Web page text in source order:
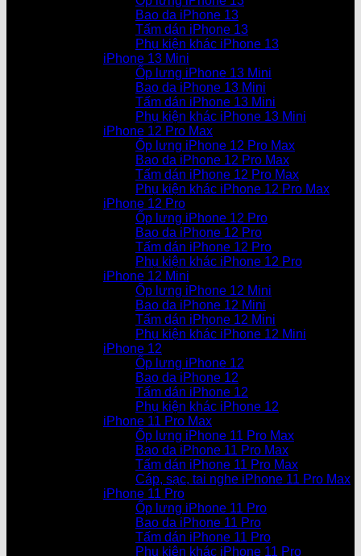
Bao da iPhone 13
Tấm dán iPhone 13
Phụ kiện khác iPhone 13
iPhone 13 Mini
Ốp lưng iPhone 13 Mini
Bao da iPhone 13 Mini
Tấm dán iPhone 13 Mini
Phụ kiện khác iPhone 13 Mini
iPhone 12 Pro Max
Ốp lưng iPhone 12 Pro Max
Bao da iPhone 12 Pro Max
Tấm dán iPhone 12 Pro Max
Phụ kiện khác iPhone 12 Pro Max
iPhone 12 Pro
Ốp lưng iPhone 12 Pro
Bao da iPhone 12 Pro
Tấm dán iPhone 12 Pro
Phụ kiện khác iPhone 12 Pro
iPhone 12 Mini
Ốp lưng iPhone 12 Mini
Bao da iPhone 12 Mini
Tấm dán iPhone 12 Mini
Phụ kiện khác iPhone 12 Mini
iPhone 12
Ốp lưng iPhone 12
Bao da iPhone 12
Tấm dán iPhone 12
Phụ kiện khác iPhone 12
iPhone 11 Pro Max
Ốp lưng iPhone 11 Pro Max
Bao da iPhone 11 Pro Max
Tấm dán iPhone 11 Pro Max
Cáp, sạc, tai nghe iPhone 11 Pro Max
iPhone 11 Pro
Ốp lưng iPhone 11 Pro
Bao da iPhone 11 Pro
Tấm dán iPhone 11 Pro
Phụ kiện khác iPhone 11 Pro